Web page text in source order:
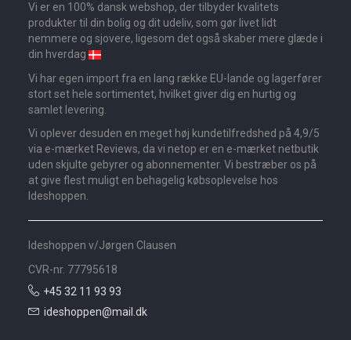
Vi er en 100% dansk webshop, der tilbyder kvalitets
produkter til din bolig og dit udeliv, som gør livet lidt
nemmere og sjovere, ligesom det også skaber mere glæde i
din hverdag
Vi har egen import fra en lang række EU-lande og lagerfører
stort set hele sortimentet, hvilket giver dig en hurtig og
samlet levering.
Vi oplever desuden en meget høj kundetilfredshed på 4,9/5
via e-mærket Reviews, da vi netop er en e-mærket netbutik
uden skjulte gebyrer og abonnementer. Vi bestræber os på
at give flest muligt en behagelig købsoplevelse hos
Ideshoppen.
Ideshoppen v/Jørgen Clausen
CVR-nr. 77795618
+45 32 11 93 93
ideshoppen@mail.dk